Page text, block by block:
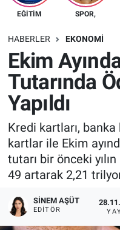
EĞITIM SPOR,
HABERLER EKONOMI
Ekim
Tutarında
Yapıldı
Kredi kartları,
kartlar ile Ekim
tutarı bir önceki
49 artarak 2,21
SINEM AŞÜT
EDITÖR
Ekonomi
Elazığ
Gündem
Kültür-Sanat
Sağlık
Sağlıklı Yaşam
Trafik Durumu
Süper Lig Puan
Tüm Manşetler
Son Dakika
Haber Arşivi